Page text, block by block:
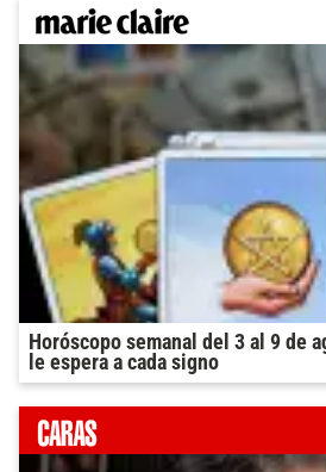
Horóscopo semanal del 3 al 9 de
le espera a cada signo